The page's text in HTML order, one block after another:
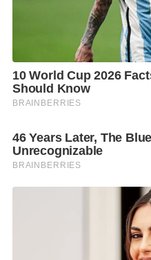
ศูนย์พัฒนาการจัดสวัสดิกา
เครือข่าย กรมจัดหางาน
ไทย และเพจ Ready
ทีมงานที่พร้อมให้ข้อมูลแล
สนใจสมัครเข้าร่วมเป็นพา
เหลือหากเกิดปัญหาในการ
ทำงาน”
โดยคุณสมบัติของผู้ที่สามาร
• มีอายุตั้งแต่ 60 ปีขี้นไป
• ไม่จำกัดเพศ การศึกษา